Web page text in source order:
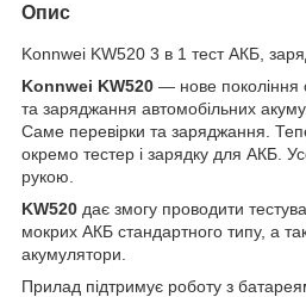
Опис
Konnwei KW520 3 в 1 тест АКБ,
Konnwei KW520 — нове покоління
та заряджання автомобільних
Саме перевірки та заряджання.
окремо тестер і зарядку для АКБ.
рукою.
KW520 дає змогу проводити
мокрих АКБ стандартного типу, а
акумулятори.
Прилад підтримує роботу з